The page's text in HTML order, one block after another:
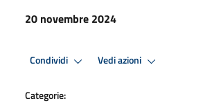
20 novembre 2024
Condividi Vedi azioni
Categorie: